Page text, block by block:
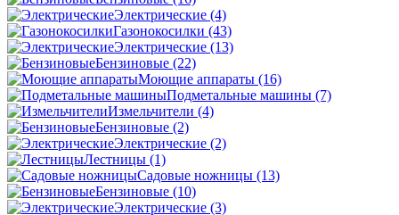
Электрические (4)
Газонокосилки (43)
Электрические (13)
Бензиновые (22)
Моющие аппараты (16)
Подметальные машины (7)
Измельчители (4)
Бензиновые (2)
Электрические (2)
Лестницы (1)
Садовые ножницы (13)
Бензиновые (10)
Электрические (3)